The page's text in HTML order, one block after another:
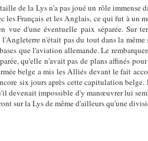
de la Lys n'a pas joué un rôle immense
Français et les Anglais, ce qui fut à un
d'une éventuelle paix séparée. Sur
n'était pas du tout dans la
que l'aviation allemande. Le
qu'elle n'avait pas de plans affinés
belge a mis les Alliés devant le fait
six jours après cette capitulation
devenait impossible d'y manœuvrer lui
sur la Lys de même d'ailleurs qu'une